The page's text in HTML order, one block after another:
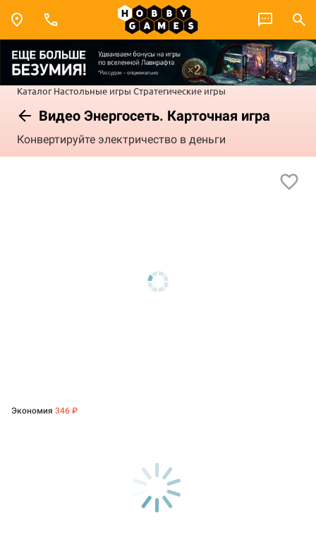
Каталог Настольные игры Стратегические игры
Видео Энергосеть. Карточная игра
Конвертируйте электричество в деньги
Экономия 346 ₽